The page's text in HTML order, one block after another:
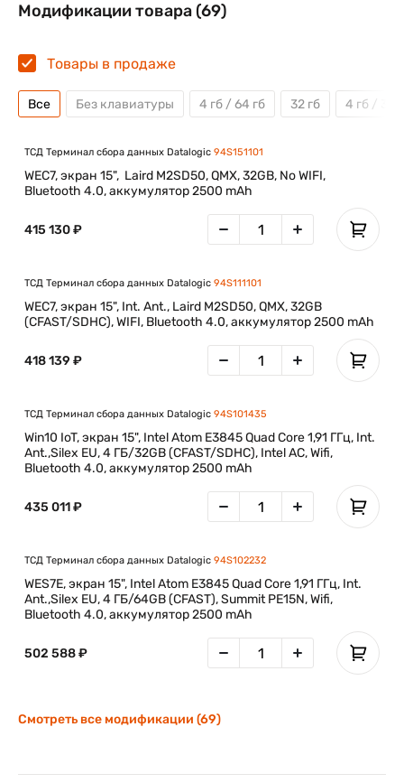
Модификации товара (69)
Товары в продаже
Все Без клавиатуры 4 гб / 64 гб 32 гб 4 гб / 32
ТСД Терминал сбора данных Datalogic 94S151101
WEC7, экран 15", Laird M2SD50, QMX, 32GB, No WIFI,
Bluetooth 4.0, аккумулятор 2500 mAh
415 130 ₽
ТСД Терминал сбора данных Datalogic 94S111101
WEC7, экран 15", Int. Ant., Laird M2SD50, QMX, 32GB
(CFAST/SDHC), WIFI, Bluetooth 4.0, аккумулятор 2500 mAh
418 139 ₽
ТСД Терминал сбора данных Datalogic 94S101435
Win10 IoT, экран 15", Intel Atom E3845 Quad Core 1,91 ГГц, Int.
Ant.,Silex EU, 4 ГБ/32GB (CFAST/SDHC), Intel AC, Wifi,
Bluetooth 4.0, аккумулятор 2500 mAh
435 011 ₽
ТСД Терминал сбора данных Datalogic 94S102232
WES7E, экран 15", Intel Atom E3845 Quad Core 1,91 ГГц, Int.
Ant.,Silex EU, 4 ГБ/64GB (CFAST), Summit PE15N, Wifi,
Bluetooth 4.0, аккумулятор 2500 mAh
502 588 ₽
Смотреть все модификации (69)